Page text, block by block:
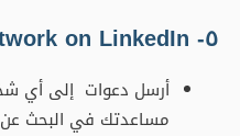
٥- Network on LinkedIn
أرسل دعوات إلى أي
مساعدتك في البحث